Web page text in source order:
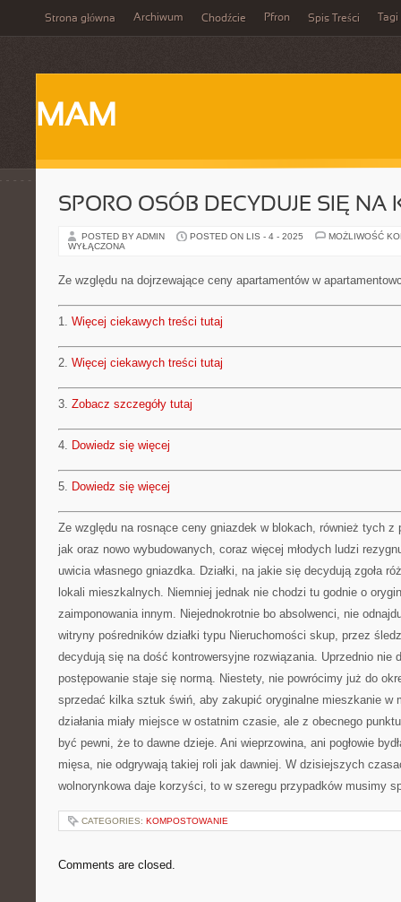
Strona główna Archiwum Chodźcie Pfron Spis Treści Tagi
MAM
SPORO OSÓB DECYDUJE SIĘ NA
POSTED BY ADMIN POSTED ON LIS - 4 - 2025
MOŻLIWOŚĆ
WYŁĄCZONA
Ze względu na dojrzewające ceny apartamentów w
1. Więcej ciekawych treści tutaj
2. Więcej ciekawych treści tutaj
3. Zobacz szczegóły tutaj
4. Dowiedz się więcej
5. Dowiedz się więcej
Ze względu na rosnące ceny gniazdek w blokach, również tych z
jak oraz nowo wybudowanych, coraz więcej młodych ludzi
uwicia własnego gniazdka. Działki, na jakie się decydują zgoła
lokali mieszkalnych. Niemniej jednak nie chodzi tu godnie o
zaimponowania innym. Niejednokrotnie bo absolwenci, nie
witryny pośredników działki typu Nieruchomości skup, przez
decydują się na dość kontrowersyjne rozwiązania. Uprzednio nie
postępowanie staje się normą. Niestety, nie powrócimy już do
sprzedać kilka sztuk świń, aby zakupić oryginalne mieszkanie w
działania miały miejsce w ostatnim czasie, ale z obecnego
być pewni, że to dawne dzieje. Ani wieprzowina, ani pogłowie
mięsa, nie odgrywają takiej roli jak dawniej. W dzisiejszych
wolnorynkowa daje korzyści, to w szeregu przypadków musimy
CATEGORIES: KOMPOSTOWANIE
Comments are closed.